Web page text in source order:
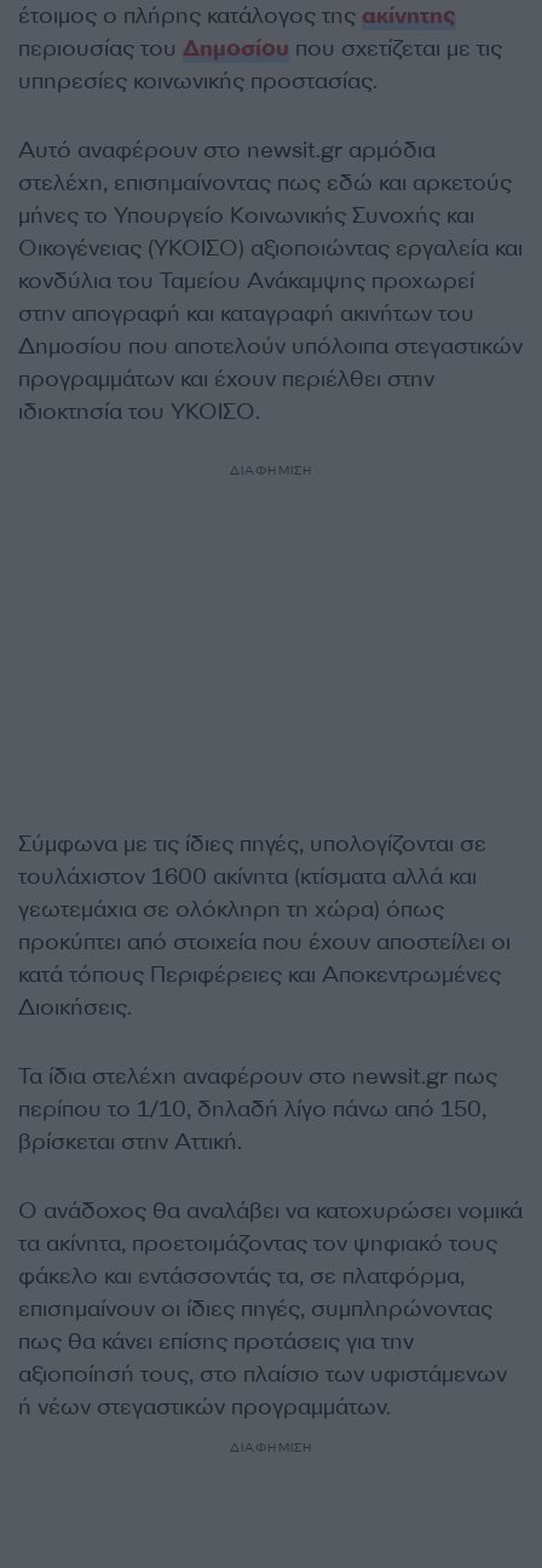
έτοιμος ο πλήρης κατάλογος της ακίνητης
περιουσίας του Δημοσίου που σχετίζεται με τις
υπηρεσίες κοινωνικής προστασίας.
Αυτό αναφέρουν στο newsit.gr αρμόδια
στελέχη, επισημαίνοντας πως εδώ και αρκετούς
μήνες το Υπουργείο Κοινωνικής Συνοχής και
Οικογένειας (ΥΚΟΙΣΟ) αξιοποιώντας εργαλεία και
κονδύλια του Ταμείου Ανάκαμψης προχωρεί
στην απογραφή και καταγραφή ακινήτων του
Δημοσίου που αποτελούν υπόλοιπα στεγαστικών
προγραμμάτων και έχουν περιέλθει στην
ιδιοκτησία του ΥΚΟΙΣΟ.
ΔΙΑΦΗΜΙΣΗ
Σύμφωνα με τις ίδιες πηγές, υπολογίζονται σε
τουλάχιστον 1600 ακίνητα (κτίσματα αλλά και
γεωτεμάχια σε ολόκληρη τη χώρα) όπως
προκύπτει από στοιχεία που έχουν αποστείλει οι
κατά τόπους Περιφέρειες και Αποκεντρωμένες
Διοικήσεις.
Τα ίδια στελέχη αναφέρουν στο newsit.gr πως
περίπου το 1/10, δηλαδή λίγο πάνω από 150,
βρίσκεται στην Αττική.
Ο ανάδοχος θα αναλάβει να κατοχυρώσει νομικά
τα ακίνητα, προετοιμάζοντας τον ψηφιακό τους
φάκελο και εντάσσοντάς τα, σε πλατφόρμα,
επισημαίνουν οι ίδιες πηγές, συμπληρώνοντας
πως θα κάνει επίσης προτάσεις για την
αξιοποίησή τους, στο πλαίσιο των υφιστάμενων
ή νέων στεγαστικών προγραμμάτων.
ΔΙΑΦΗΜΙΣΗ